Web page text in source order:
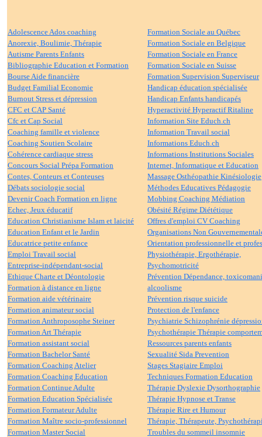
Adolescence Ados coaching
Anorexie, Boulimie, Thérapie
Autisme Parents Enfants
Bibliographie Education et Formation
Bourse Aide financière
Budget Familial Economie
Burnout Stress et dépression
CFC et CAP Santé
Cfc et Cap Social
Coaching famille et violence
Coaching Soutien Scolaire
Cohérence cardiaque stress
Concours Social Prépa Formation
Contes, Conteurs et Conteuses
Débats sociologie social
Devenir Coach Formation en ligne
Echec, Jeux éducatif
Education Christianisme Islam et laicité
Education Enfant et le Jardin
Educatrice petite enfance
Emploi Travail social
Entreprise-indépendant-social
Ethique Charte et Déontologie
Formation à distance en ligne
Formation aide vétérinaire
Formation animateur social
Formation Anthroposophe Steiner
Formation Art Thérapie
Formation assistant social
Formation Bachelor Santé
Formation Coaching Atelier
Formation Coaching Education
Formation Continue Adulte
Formation Education Spécialisée
Formation Formateur Adulte
Formation Maître socio-professionnel
Formation Master Social
Formation Sociale au Québec
Formation Sociale en Belgique
Formation Sociale en France
Formation Sociale en Suisse
Formation Supervision Superviseur
Handicap éducation spécialisée
Handicap Enfants handicapés
Hyperactivité Hyperactif Ritaline
Information Site Educh.ch
Information Travail social
Informations Educh.ch
Informations Institutions Sociales
Internet, Informatique et Education
Massage Osthéopathie Kinésiologie
Méthodes Educatives Pédagogie
Mobbing Coaching Médiation
Obésité Régime Diététique
Offres d'emploi CV Coaching
Organisations Non
Orientation professionnelle et
Physiothérapie, Ergothérapie,
Psychomotricité
Prévention Dépendance,
alcoolisme
Prévention risque suicide
Protection de l'enfance
Psychiatrie Schizophrénie
Psychothérapie Thérapie
Ressources parents enfants
Sexualité Sida Prevention
Stages Stagiaire Emploi
Techniques Formation Education
Thérapie Dyslexie Dysorthographie
Thérapie Hypnose et Transe
Thérapie Rire et Humour
Thérapie, Thérapeute,
Troubles du sommeil insomnie